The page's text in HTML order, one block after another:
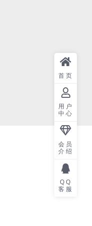
首页
用户
中心
会员
介绍
QQ
客服